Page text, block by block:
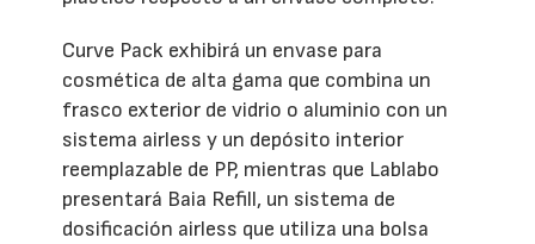
Curve Pack exhibirá un envase para
cosmética de alta gama que combina un
frasco exterior de vidrio o aluminio con un
sistema airless y un depósito interior
reemplazable de PP, mientras que Lablabo
presentará Baia Refill, un sistema de
dosificación airless que utiliza una bolsa